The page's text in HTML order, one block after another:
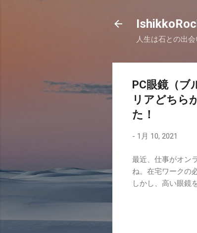
人生は石との出
PC眼鏡（ブ
リアどちら
た！
- 1月 10, 2021
最近、仕事がオン
ね。在宅ワークの
しかし、高い眼鏡